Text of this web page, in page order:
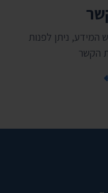
המידע, ניתן לפנות
הקשר